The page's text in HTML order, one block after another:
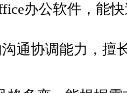
办公软件，能
沟通协调能力，擅